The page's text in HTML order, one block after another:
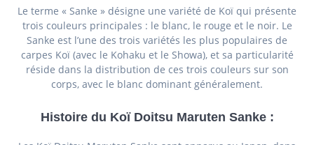
Le terme « Sanke » désigne une variété de Koï qui présente
trois couleurs principales : le blanc, le rouge et le noir. Le
Sanke est l’une des trois variétés les plus populaires de
carpes Koï (avec le Kohaku et le Showa), et sa particularité
réside dans la distribution de ces trois couleurs sur son
corps, avec le blanc dominant généralement.
Histoire du Koï Doitsu Maruten Sanke: